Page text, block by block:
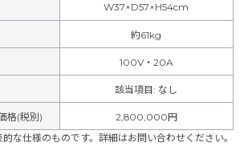
W37×D57×H54cm
約61kg
100V・20A
該当項目: なし
格(税別)
2,800,000円
な仕様のものです。詳細はお問い合わせください。